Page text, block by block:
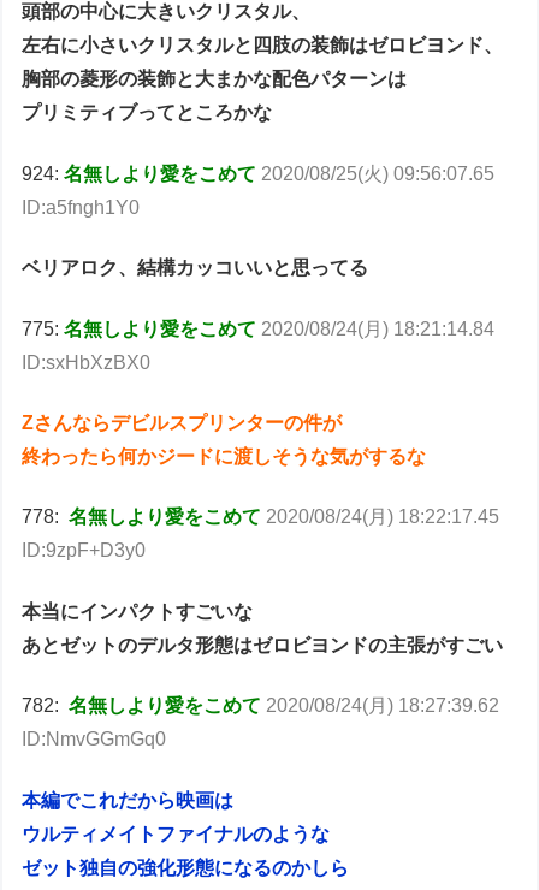
頭部の中心に大きいクリスタル、
左右に小さいクリスタルと四肢の装飾はゼロビヨンド、
胸部の菱形の装飾と大まかな配色パターンは
プリミティブってところかな
924:名無しより愛をこめて 2020/08/25(火) 09:56:07.65
ID:a5fngh1Y0
ベリアロク、結構カッコいいと思ってる
775:名無しより愛をこめて 2020/08/24(月) 18:21:14.84
ID:sxHbXzBX0
Zさんならデビルスプリンターの件が
終わったら何かジードに渡しそうな気がするな
778:名無しより愛をこめて 2020/08/24(月) 18:22:17.45
ID:9zpF+D3y0
本当にインパクトすごいな
あとゼットのデルタ形態はゼロビヨンドの主張がすごい
782:名無しより愛をこめて 2020/08/24(月) 18:27:39.62
ID:NmvGGmGq0
本編でこれだから映画は
ウルティメイトファイナルのような
ゼット独自の強化形態になるのかしら